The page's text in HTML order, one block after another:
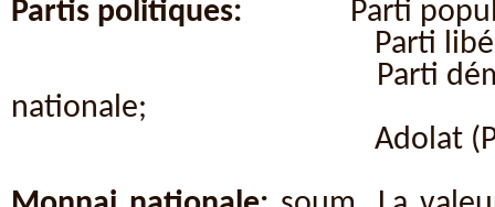
Partis politiques:
Parti
Parti libéral
Parti démocrate
nationale;
Adolat (Parti